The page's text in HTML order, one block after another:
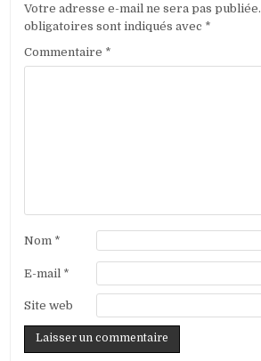
Votre adresse e-mail ne sera pas publiée.
obligatoires sont indiqués avec *
Commentaire *
Nom *
E-mail *
Site web